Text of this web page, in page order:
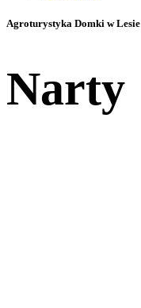
Agroturystyka Domki w Lesie
Narty